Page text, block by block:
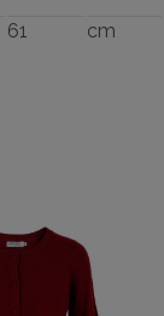
61 cm